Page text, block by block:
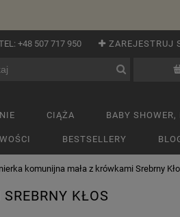
ZAREJESTRUJ
+48 507 717 950
CIĄŻA BABY
BESTSELLERY
komunijna mała z krówkami Srebrny
KŁOS